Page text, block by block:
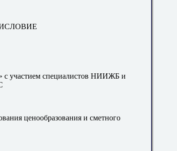
участием специалистов НИИЖБ и
ценообразования и сметного